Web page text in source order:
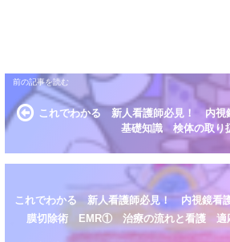
これでわかる 新人看護師必見！ 内視
基礎知識 検体の取り
これでわかる 新人看護師必見！ 内視鏡看
膜切除術 EMR① 治療の流れと看護 適